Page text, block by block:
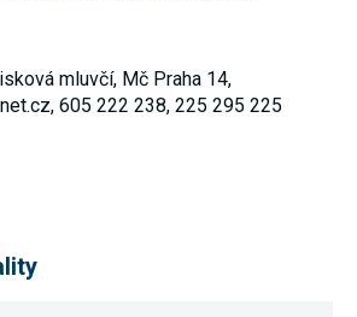
mluvčí, Mč Praha 14,
605 222 238, 225 295 225
pomocí těchto
cookies